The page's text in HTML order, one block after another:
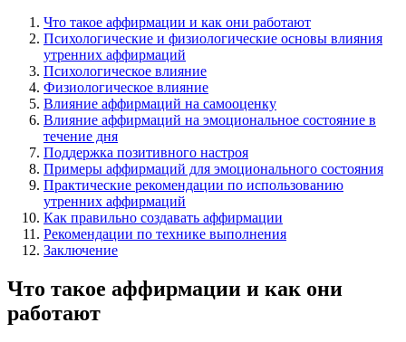
Что такое аффирмации и как они работают
Психологические и физиологические основы влияния
утренних аффирмаций
Психологическое влияние
Физиологическое влияние
Влияние аффирмаций на самооценку
Влияние аффирмаций на эмоциональное состояние в
течение дня
Поддержка позитивного настроя
Примеры аффирмаций для эмоционального состояния
Практические рекомендации по использованию
утренних аффирмаций
Как правильно создавать аффирмации
Рекомендации по технике выполнения
Заключение
Что такое аффирмации и как они
работают